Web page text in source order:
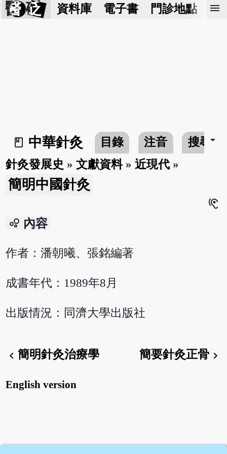
醫 砭 資料庫 電子書 門診地點 預
menu
book_2
中華針灸 目錄 注音 搜尋arrow_drop_down
針灸發展史 »文獻資料»近現代 »
簡明中國針灸
hearing
bubble_chart 內容
作者：潘朝曦、張銘編著
成書年代：1989年8月
出版情況：同濟大學出版社
chevron_left簡明針灸治療學 簡要針灸正骨chevron_right
English version